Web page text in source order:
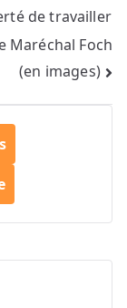
de travailler
Maréchal Foch
(en images)